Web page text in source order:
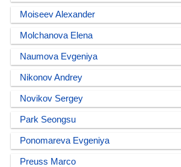
Moiseev Alexander
Molchanova Elena
Naumova Evgeniya
Nikonov Andrey
Novikov Sergey
Park Seongsu
Ponomareva Evgeniya
Preuss Marco